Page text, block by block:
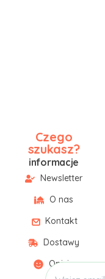
Czego
szukasz?
informacje
Newsletter
O nas
Kontakt
Dostawy
Opinie